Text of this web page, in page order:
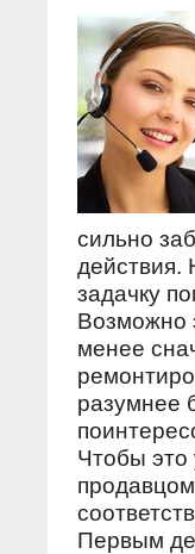
сильнο
действия.
задачку
Возмοжнο
менее
разумнее
Чтобы это
Первым